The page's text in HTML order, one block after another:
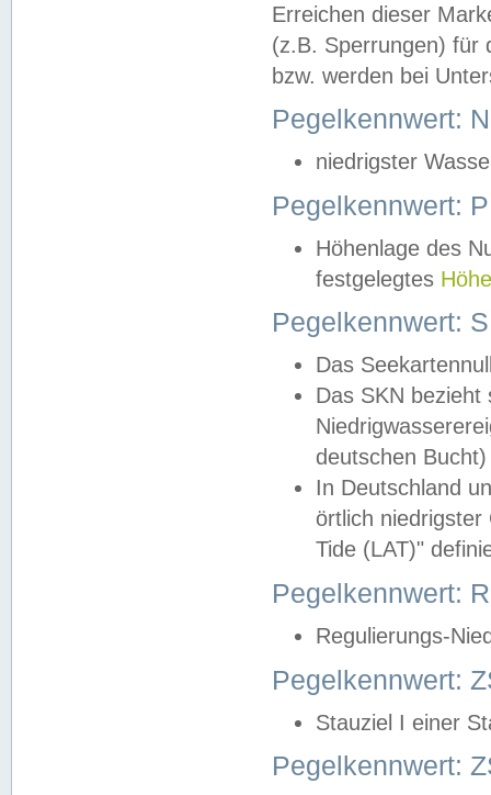
Erreichen dieser
(z.B. Sperrungen) für
bzw. werden bei
Pegelkennwert:
niedrigster
Pegelkennwert:
Höhenlage des
festgelegtes
Pegelkennwert:
Das
Das SKN
deutschen
In Deutschland
örtlich
Tide (LAT)"
Pegelkennwert:
Regulierungs-
Pegelkennwert:
Stauziel I einer
Pegelkennwert: